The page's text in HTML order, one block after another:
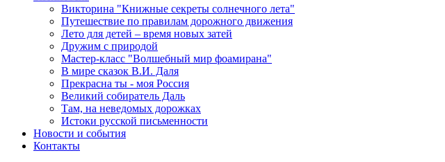
Викторина "Книжные секреты солнечного лета"
Путешествие по правилам дорожного движения
Лето для детей – время новых затей
Дружим с природой
Мастер-класс "Волшебный мир фоамирана"
В мире сказок В.И. Даля
Прекрасна ты - моя Россия
Великий собиратель Даль
Там, на неведомых дорожках
Истоки русской письменности
Новости и события
Контакты